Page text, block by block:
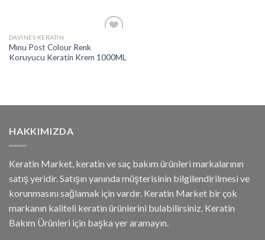
DAVINES KERATIN
Mınu Post Colour Renk
Koruyucu Keratin Krem 1000ML
HAKKIMIZDA
Keratin Market, keratin ve saç bakım ürünleri markalarının
satış yeridir. Satışın yanında müşterisinin bilgilendirilmesi ve
korunmasını sağlamak için vardır. Keratin Market bir çok
markanın kaliteli keratin ürünlerini bulabilirsiniz. Keratin
Bakım Ürünleri için başka yer aramayın.